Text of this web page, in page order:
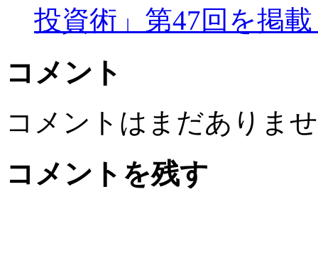
投資術」第47回を掲
コメント
コメントはまだありま
コメントを残す